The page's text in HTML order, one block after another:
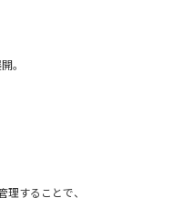
。
することで、